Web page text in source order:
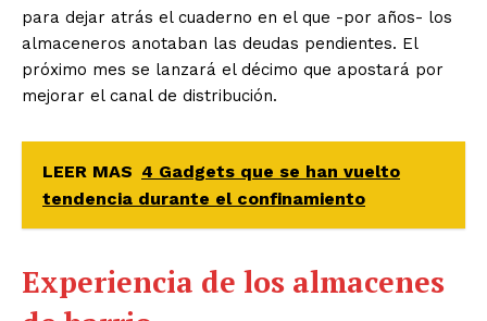
para dejar atrás el cuaderno en el que -por años- los
almaceneros anotaban las deudas pendientes. El
próximo mes se lanzará el décimo que apostará por
mejorar el canal de distribución.
LEER MAS 4 Gadgets que se han vuelto
tendencia durante el confinamiento
Experiencia de los almacenes